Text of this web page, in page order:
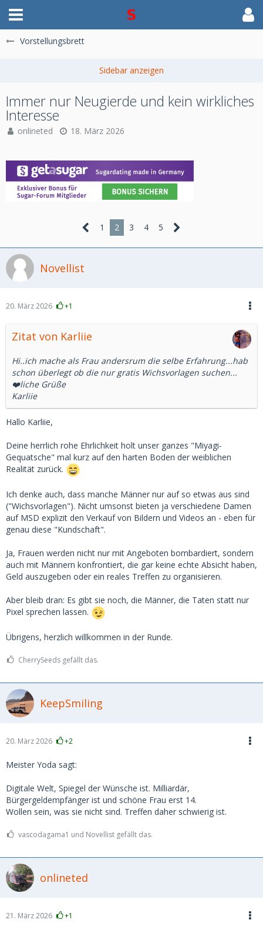
Vorstellungsbrett
Immer nur Neugierde und kein wirkliches
Interesse
onlineted 18. März 2026
1 2 3 4 5
Novellist
20. März 2026 +1
Zitat von Karliie
Hi..ich mache als Frau andersrum die selbe Erfahrung...hab
schon überlegt ob die nur gratis Wichsvorlagen suchen...
❤️liche Grüße
Karliie
Hallo Karliie,
Deine herrlich rohe Ehrlichkeit holt unser ganzes "Miyagi-
Gequatsche" mal kurz auf den harten Boden der weiblichen
Realität zurück.
Ich denke auch, dass manche Männer nur auf so etwas aus sind
("Wichsvorlagen"). Nicht umsonst bieten ja verschiedene Damen
auf MSD explizit den Verkauf von Bildern und Videos an - eben für
genau diese "Kundschaft".
Ja, Frauen werden nicht nur mit Angeboten bombardiert, sondern
auch mit Männern konfrontiert, die gar keine echte Absicht haben,
Geld auszugeben oder ein reales Treffen zu organisieren.
Aber bleib dran: Es gibt sie noch, die Männer, die Taten statt nur
Pixel sprechen lassen.
Übrigens, herzlich willkommen in der Runde.
CherrySeeds gefällt das.
KeepSmiling
20. März 2026 +2
Meister Yoda sagt:
Digitale Welt, Spiegel der Wünsche ist. Milliardär,
Bürgergeldempfänger ist und schöne Frau erst 14.
Wollen sein, was sie nicht sind. Treffen daher schwierig ist.
vascodagama1 und Novellist gefällt das.
onlineted
21. März 2026 +1